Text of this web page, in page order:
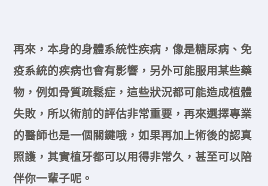
再來，本身的身體系統性疾病，像是糖尿病、免
疫系統的疾病也會有影響，另外可能服用某些藥
物，例如骨質疏鬆症，這些狀況都可能造成植體
失敗，所以術前的評估非常重要，再來選擇專業
的醫師也是一個關鍵哦，如果再加上術後的認真
照護，其實植牙都可以用得非常久，甚至可以陪
伴你一輩子呢。